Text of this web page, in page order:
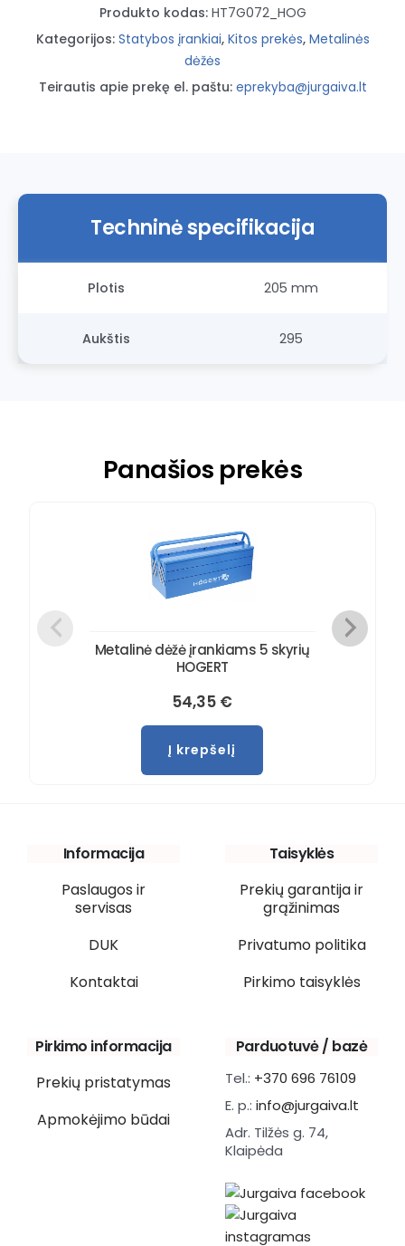
Produkto kodas: HT7G072_HOG
Kategorijos: Statybos įrankiai, Kitos prekės, Metalinės
dėžės
Teirautis apie prekę el. paštu: eprekyba@jurgaiva.lt
Techninė specifikacija
Plotis 205 mm
Aukštis 295
Panašios prekės
Metalinė dėžė įrankiams 5 skyrių
HOGERT
54,35 €
Į krepšelį
Informacija
Paslaugos ir
servisas
DUK
Kontaktai
Taisyklės
Prekių garantija ir
grąžinimas
Privatumo politika
Pirkimo taisyklės
Pirkimo informacija
Prekių pristatymas
Apmokėjimo būdai
Parduotuvė / bazė
Tel.: +370 696 76109
E. p.: info@jurgaiva.lt
Adr. Tilžės g. 74,
Klaipėda